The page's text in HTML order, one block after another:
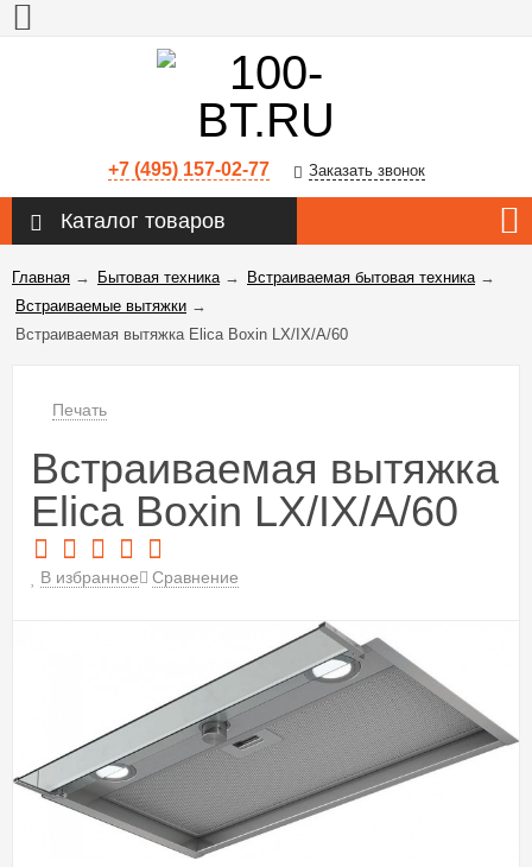
+7 (495) 157-02-77 Заказать звонок
Каталог товаров
Главная → Бытовая техника→ Встраиваемая бытовая техника→
Встраиваемые вытяжки →
Встраиваемая вытяжка Elica Boxin LX/IX/A/60
Печать
Встраиваемая вытяжка
Elica Boxin LX/IX/A/60
В избранное Сравнение